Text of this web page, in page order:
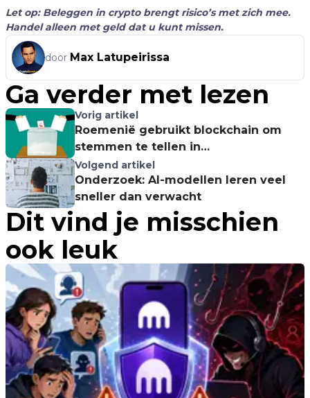
Let op: Beleggen in crypto brengt risico’s met zich mee.
Handel alleen met geld dat u kunt missen.
door Max Latupeirissa
Ga verder met lezen
Vorig artikel
Roemenië gebruikt blockchain om
stemmen te tellen in
presidentsverkiezingen
Volgend artikel
Onderzoek: AI-modellen leren veel
sneller dan verwacht
Dit vind je misschien
ook leuk